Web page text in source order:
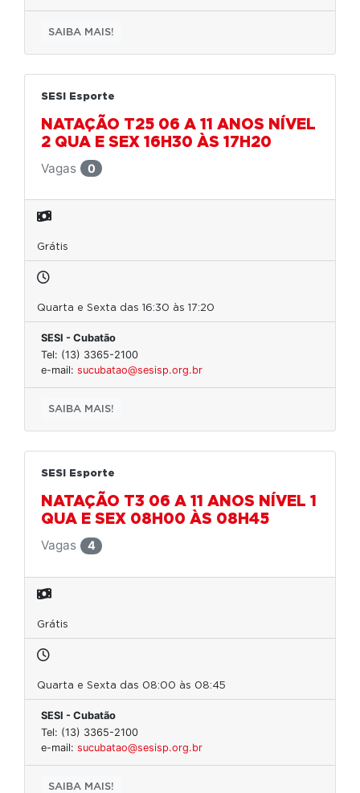
SAIBA MAIS!
SESI Esporte
NATAÇÃO T25 06 A 11 ANOS NÍVEL
2 QUA E SEX 16H30 ÀS 17H20
Vagas
0
Grátis
Quarta e Sexta das 16:30 às 17:20
SESI - Cubatão
Tel: (13) 3365-2100
e-mail: sucubatao@sesisp.org.br
SAIBA MAIS!
SESI Esporte
NATAÇÃO T3 06 A 11 ANOS NÍVEL 1
QUA E SEX 08H00 ÀS 08H45
Vagas
4
Grátis
Quarta e Sexta das 08:00 às 08:45
SESI - Cubatão
Tel: (13) 3365-2100
e-mail: sucubatao@sesisp.org.br
SAIBA MAIS!